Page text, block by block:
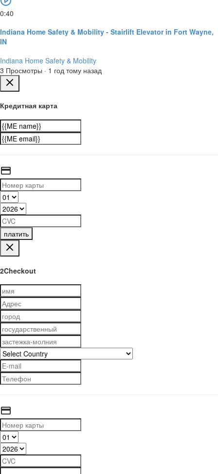
0:40
Indiana Home Safety & Mobility - Stairlift Elevator in Fort Wayne,
IN
Indiana Home Safety & Mobility
3 Просмотры · 1 год тому назад
Кредитная карта
платить
2Checkout